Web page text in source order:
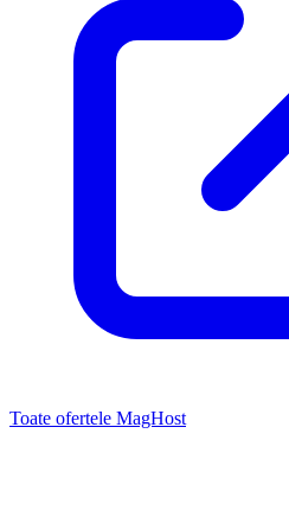
Toate ofertele MagHost